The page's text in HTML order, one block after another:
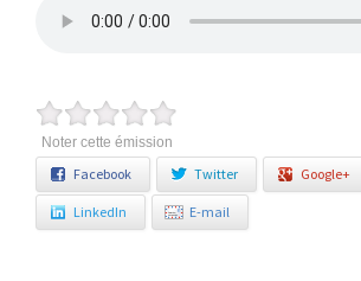
Noter cette émission
Facebook Twitter Google+
LinkedIn E-mail